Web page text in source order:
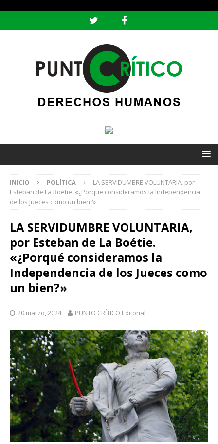
INICIO POLÍTICA
LA SERVIDUMBRE VOLUNTARIA, por
Esteban de La Boétie. «¿Porqué consideramos la Independencia
de los Jueces como un bien?»
LA SERVIDUMBRE VOLUNTARIA,
por Esteban de La Boétie.
«¿Porqué consideramos la
Independencia de los Jueces como
un bien?»
20 marzo, 2024 PUNTO CRÍTICO Editorial